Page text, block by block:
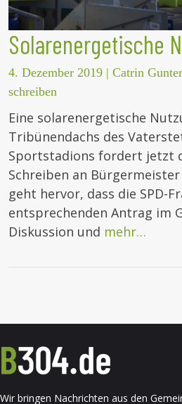
Solarenergetische
4. Dezember 2019 | Catrin
schreiben
Eine solarenergetische
Tribünendachs des
Sportstadions fordert jetzt
Schreiben an
geht hervor, dass die SPD-
entsprechenden Antrag im
Diskussion und mehr…
Wir bringen Nachrichten aus den